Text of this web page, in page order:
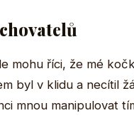
mohu říci, že mé
byl v klidu a necítil
mnou manipulovat